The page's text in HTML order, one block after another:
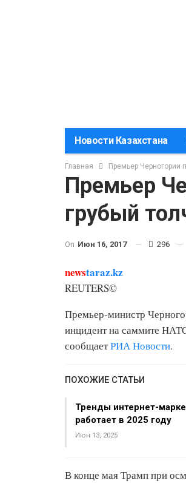
Новости Казахстана
Главная Премьер Черногории
Премьер
грубый
On Июн 16, 2017 296
newstaraz.kz
REUTERS©
Премьер-министр
инцидент на саммите
сообщаетРИА Новости.
ПОХОЖИЕ СТАТЬИ
Тренды интернет-
работает в 2025 году
Июн 13, 2025
В конце мая Трамп при